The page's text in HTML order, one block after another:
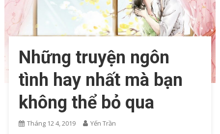
Những truyện ngôn
tình hay nhất mà bạn
không thể bỏ qua
Tháng 12 4, 2019 Yến Trần